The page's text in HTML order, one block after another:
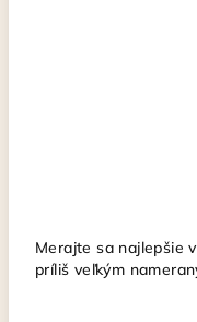
Merajte sa najlepšie
príliš veľkým